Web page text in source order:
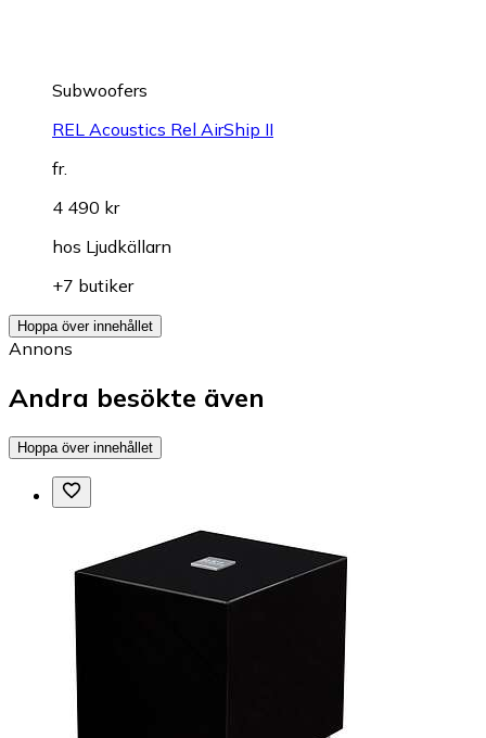
Subwoofers
REL Acoustics Rel AirShip II
fr.
4 490 kr
hos Ljudkällarn
+7 butiker
Hoppa över innehållet
Annons
Andra besökte även
Hoppa över innehållet